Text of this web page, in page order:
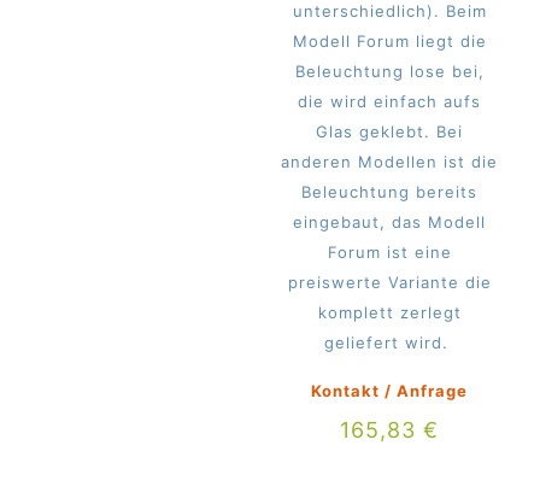
unterschiedlich). Beim
Modell Forum liegt die
Beleuchtung lose bei,
die wird einfach aufs
Glas geklebt. Bei
anderen Modellen ist die
Beleuchtung bereits
eingebaut, das Modell
Forum ist eine
preiswerte Variante die
komplett zerlegt
geliefert wird.
Kontakt / Anfrage
165,83€